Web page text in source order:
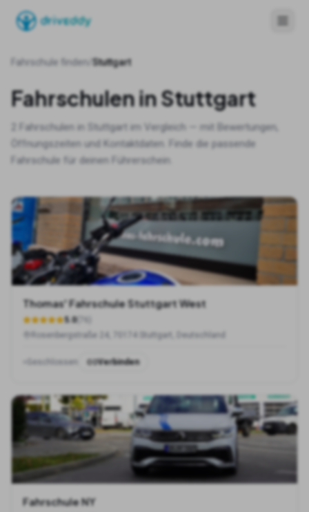
Fahrschule finden Stuttgart
Fahrschulen inStuttgart
Fahrschulen in Stuttgart im Vergleich — mit Bewertungen,
Öffnungszeiten und Kontaktdaten. Finde die passende
Fahrschule für deinen Führerschein.
Thomas' Fahrschule Stuttgart West
5.0
Rosenbergstraße 24, 70174 Stuttgart, Deutschland
Geschlossen Verbinden
Fahrschule NY